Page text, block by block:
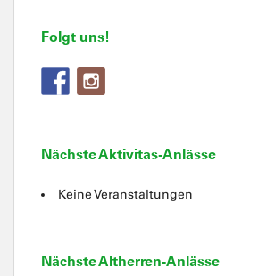
Folgt uns!
Nächste Aktivitas-Anlässe
Keine Veranstaltungen
Nächste Altherren-Anlässe